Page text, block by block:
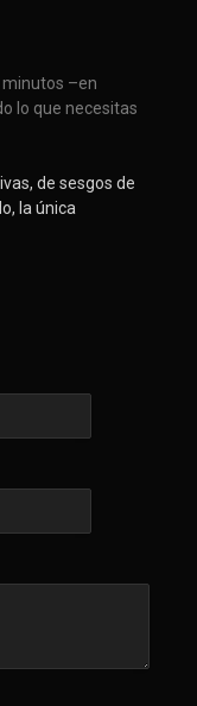
minutos –en
lo que necesitas
de sesgos de
la única